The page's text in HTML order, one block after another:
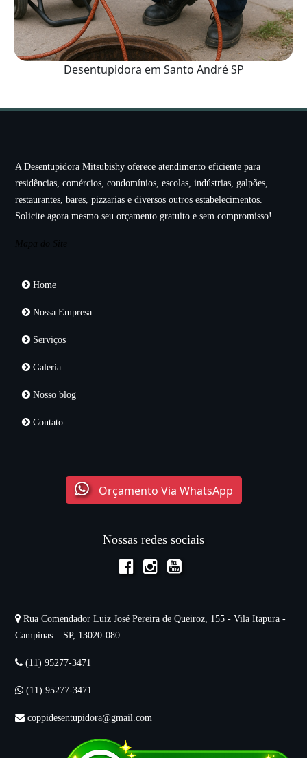
Desentupidora em Santo André SP
A Desentupidora Mitsubishy oferece atendimento eficiente para
residências, comércios, condomínios, escolas, indústrias, galpões,
restaurantes, bares, pizzarias e diversos outros estabelecimentos.
Solicite agora mesmo seu orçamento gratuito e sem compromisso!
Mapa do Site
Home
Nossa Empresa
Serviços
Galeria
Nosso blog
Contato
Orçamento Via WhatsApp
Nossas redes sociais
Rua Comendador Luiz José Pereira de Queiroz, 155 - Vila Itapura -
Campinas – SP, 13020-080
(11) 95277-3471
(11) 95277-3471
coppidesentupidora@gmail.com